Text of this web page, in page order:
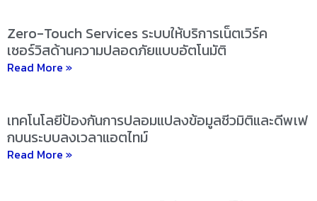
Zero-Touch Services ระบบให้บริการเน็ตเวิร์ค
เซอร์วิสด้านความปลอดภัยแบบอัตโนมัติ
Read More »
เทคโนโลยีป้องกันการปลอมแปลงข้อมูลชีวมิติและดีพเฟ
กบนระบบลงเวลาแอตไทม์
Read More »